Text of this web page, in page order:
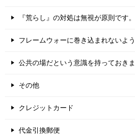
『荒らし』の対処は無視が原則です。
フレームウォーに巻き込まれないよ
公共の場だという意識を持っておきま
その他
クレジットカード
代金引換郵便